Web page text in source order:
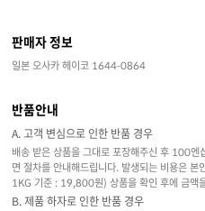
판매자 정보
일본 오사카 헤이코 1644-0864
반품안내
A. 고객 변심으로 인한 반품 경우
배송 받은 상품을 그대로 포장해주신 후 100엔
면 절차를 안내해드립니다. 발생되는 비용은
1KG 기준 : 19,800원) 상품을 확인 후에 금액
B. 제품 하자로 인한 반품 경우